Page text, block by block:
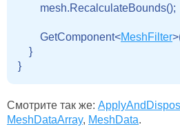
        mesh.RecalculateBounds();
        GetComponent<
MeshFilter
    }
Смотрите так же:
MeshDataArray, MeshData.